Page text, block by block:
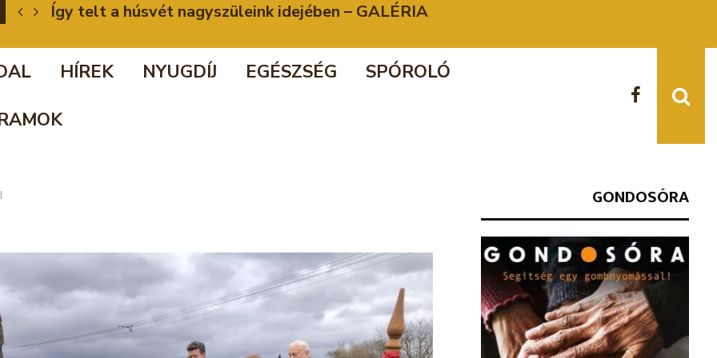
Így telt a húsvét nagyszüleink idejében – GALÉRIA
HÍREK NYUGDÍJ EGÉSZSÉG
SPÓROLÓ
GONDOSÓRA